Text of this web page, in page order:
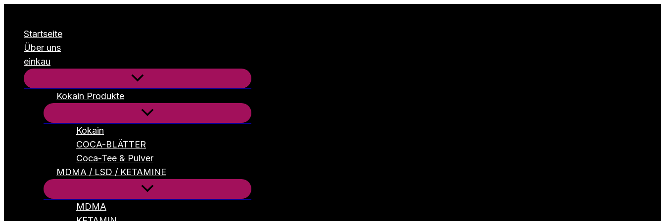
springen
Startseite
Über uns
einkau
Kokain Produkte
Kokain
COCA-BLÄTTER
Coca-Tee & Pulver
MDMA / LSD / KETAMINE
MDMA